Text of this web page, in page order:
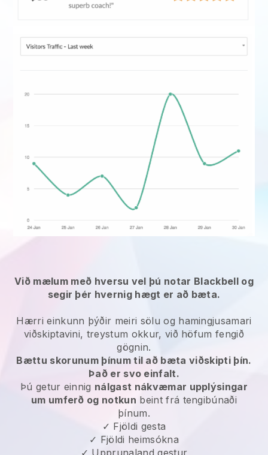
Við mælum með hversu vel þú notar Blackbell og
segir þér hvernig hægt er að bæta.
Hærri einkunn þýðir meiri sölu og hamingjusamari
viðskiptavini, treystum okkur, við höfum fengið
gögnin.
Bættu skorunum þínum til að bæta viðskipti þín.
Það er svo einfalt.
Þú getur einnig nálgast nákvæmar upplýsingar
um umferð og notkun beint frá tengibúnaði
þínum.
✓ Fjöldi gesta
✓ Fjöldi heimsókna
✓ Upprunaland gestur